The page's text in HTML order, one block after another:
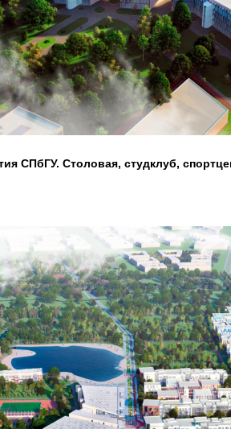
СПбГУ. Столовая, студклуб,